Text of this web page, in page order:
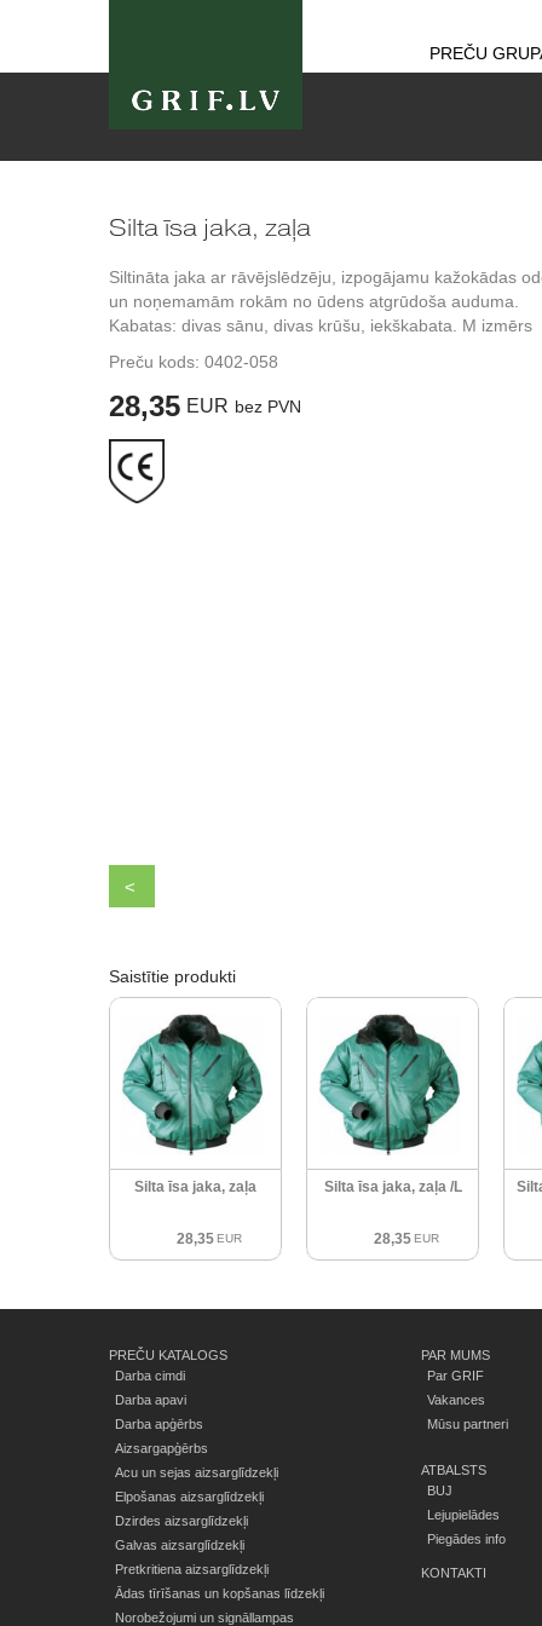
PREČU
Silta īsa jaka, zaļa
Siltināta jaka ar rāvējslēdzēju, izpogājamu kažokādas
un noņemamām rokām no ūdens atgrūdoša auduma.
Kabatas: divas sānu, divas krūšu, iekškabata. M izmērs
Preču kods: 0402-058
28,35 EUR bez PVN
<
Saistītie produkti
Silta īsa jaka, zaļa
28,35 EUR
Silta īsa jaka, zaļa /L
28,35 EUR
PREČU KATALOGS
Darba cimdi
Darba apavi
Darba apģērbs
Aizsargapģērbs
Acu un sejas aizsarglīdzekļi
Elpošanas aizsarglīdzekļi
Dzirdes aizsarglīdzekļi
Galvas aizsarglīdzekļi
Pretkritiena aizsarglīdzekļi
Ādas tīrīšanas un kopšanas līdzekļi
Norobežojumi un signāllampas
PAR MUMS
Par GRIF
Vakances
Mūsu partneri
ATBALSTS
BUJ
Lejupielādes
Piegādes info
KONTAKTI